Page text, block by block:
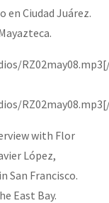
en Ciudad Juárez.
with Flor
López,
San Francisco.
East Bay.